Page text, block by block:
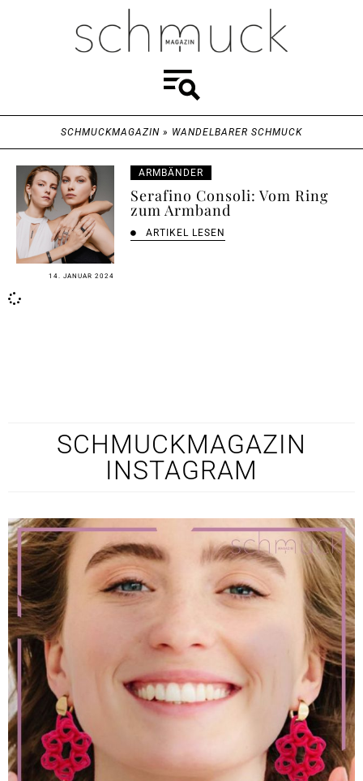
SCHMUCKMAGAZIN » WANDELBARER SCHMUCK
14. JANUAR 2024
ARMBÄNDER
Serafino Consoli: Vom Ring
zum Armband
ARTIKEL LESEN
SCHMUCKMAGAZIN
INSTAGRAM